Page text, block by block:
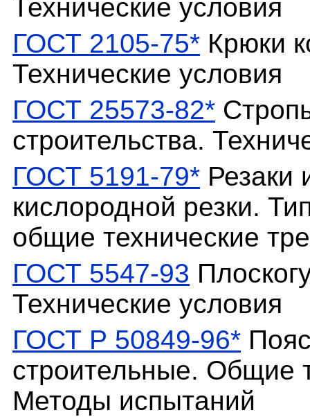
Технические условия
ГОСТ 2105-75* Крюки
Технические условия
ГОСТ 25573-82*
строительства.
ГОСТ 5191-79* Резаки
кислородной резки.
общие технические
ГОСТ 5547-93
Технические условия
ГОСТ Р 50849-96*
строительные. Общие
Методы испытаний